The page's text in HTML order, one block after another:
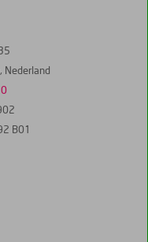
Nederland
B01